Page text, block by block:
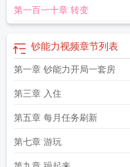
第一百一十章 转变
钞能力视频章节列表
第一章 钞能力开局一套房
第三章 入住
第五章 每月任务刷新
第七章 游玩